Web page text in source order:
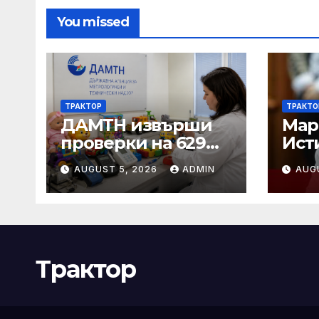
You missed
ТРАКТОР
ДАМТН извърши
проверки на 629
вида играчки по
повод Деня на
детето
AUGUST 5, 2026 ADMIN
Трактор